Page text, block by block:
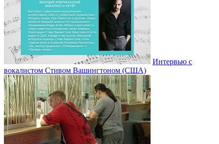
Интервью с
вокалистом Стивом Вашингтоном (США)